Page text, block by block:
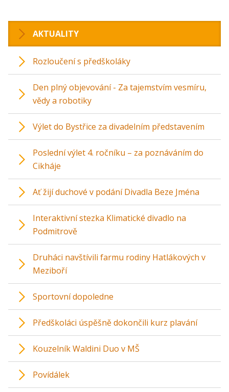
AKTUALITY
Rozloučení s předškoláky
Den plný objevování - Za tajemstvím vesmíru,
vědy a robotiky
Výlet do Bystřice za divadelním představením
Poslední výlet 4. ročníku – za poznáváním do
Cikháje
Ať žijí duchové v podání Divadla Beze Jména
Interaktivní stezka Klimatické divadlo na
Podmitrově
Druháci navštívili farmu rodiny Hatlákových v
Meziboří
Sportovní dopoledne
Předškoláci úspěšně dokončili kurz plavání
Kouzelník Waldini Duo v MŠ
Povídálek